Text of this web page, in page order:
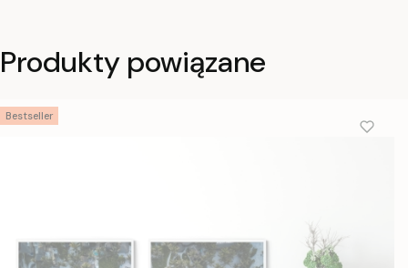
Produkty powiązane
Bestseller